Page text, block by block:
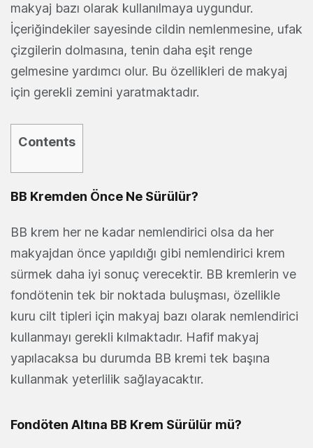
makyaj bazı olarak kullanılmaya uygundur.
İçeriğindekiler sayesinde cildin nemlenmesine, ufak
çizgilerin dolmasına, tenin daha eşit renge
gelmesine yardımcı olur. Bu özellikleri de makyaj
için gerekli zemini yaratmaktadır.
Contents
BB Kremden Önce Ne Sürülür?
BB krem her ne kadar nemlendirici olsa da her
makyajdan önce yapıldığı gibi nemlendirici krem
sürmek daha iyi sonuç verecektir. BB kremlerin ve
fondötenin tek bir noktada buluşması, özellikle
kuru cilt tipleri için makyaj bazı olarak nemlendirici
kullanmayı gerekli kılmaktadır. Hafif makyaj
yapılacaksa bu durumda BB kremi tek başına
kullanmak yeterlilik sağlayacaktır.
Fondöten Altına BB Krem Sürülür mü?